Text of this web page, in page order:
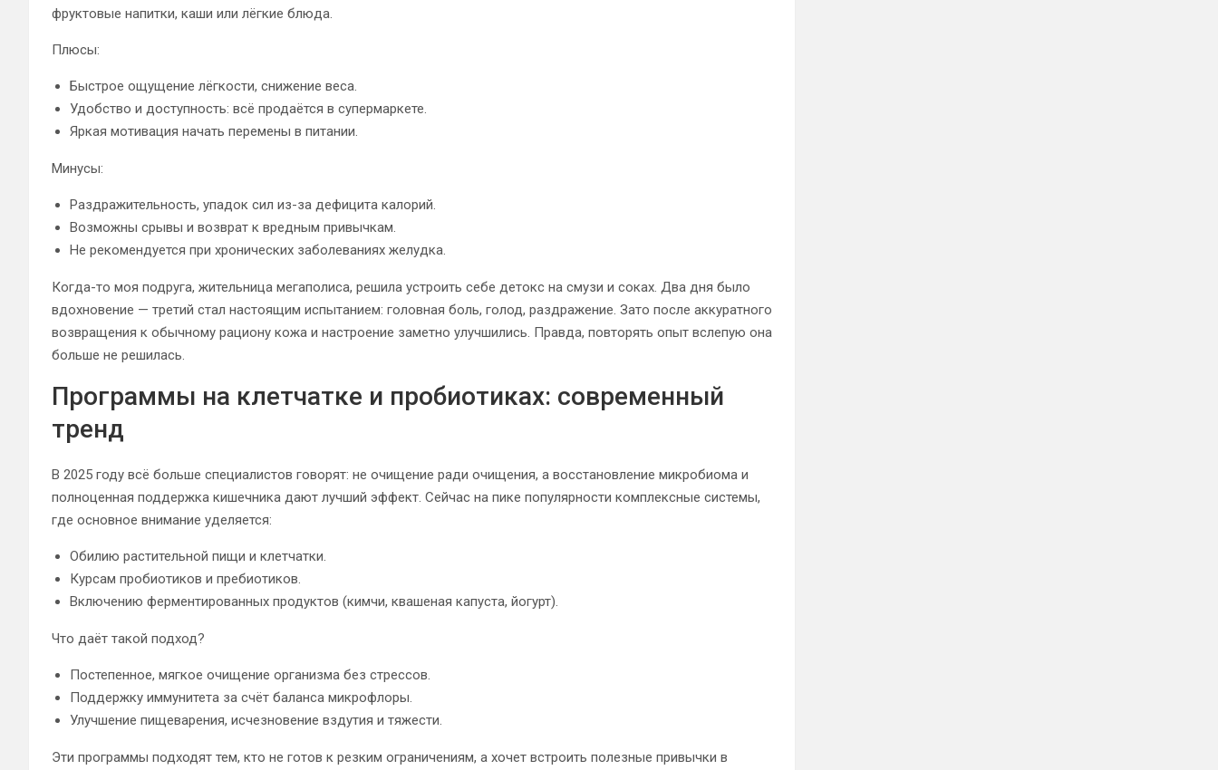
фруктовые напитки, каши или лёгкие блюда.
Плюсы:
Быстрое ощущение лёгкости, снижение веса.
Удобство и доступность: всё продаётся в супермаркете.
Яркая мотивация начать перемены в питании.
Минусы:
Раздражительность, упадок сил из-за дефицита калорий.
Возможны срывы и возврат к вредным привычкам.
Не рекомендуется при хронических заболеваниях желудка.
Когда-то моя подруга, жительница мегаполиса, решила устроить себе детокс на смузи и соках. Два дня было
вдохновение — третий стал настоящим испытанием: головная боль, голод, раздражение. Зато после аккуратного
возвращения к обычному рациону кожа и настроение заметно улучшились. Правда, повторять опыт вслепую она
больше не решилась.
Программы на клетчатке и пробиотиках: современный
тренд
В 2025 году всё больше специалистов говорят: не очищение ради очищения, а восстановление микробиома и
полноценная поддержка кишечника дают лучший эффект. Сейчас на пике популярности комплексные системы,
где основное внимание уделяется:
Обилию растительной пищи и клетчатки.
Курсам пробиотиков и пребиотиков.
Включению ферментированных продуктов (кимчи, квашеная капуста, йогурт).
Что даёт такой подход?
Постепенное, мягкое очищение организма без стрессов.
Поддержку иммунитета за счёт баланса микрофлоры.
Улучшение пищеварения, исчезновение вздутия и тяжести.
Эти программы подходят тем, кто не готов к резким ограничениям, а хочет встроить полезные привычки в